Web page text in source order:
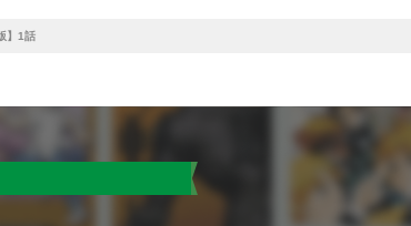
】1話